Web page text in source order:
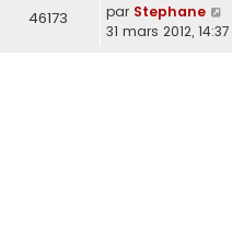
46173 par Stephane
31 mars 2012, 14:37